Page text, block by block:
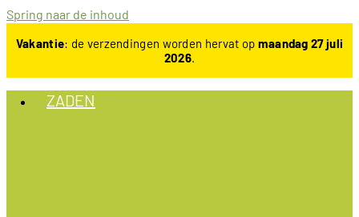
Spring naar de inhoud
Vakantie: de verzendingen worden hervat op maandag 27 juli
2026.
ZADEN